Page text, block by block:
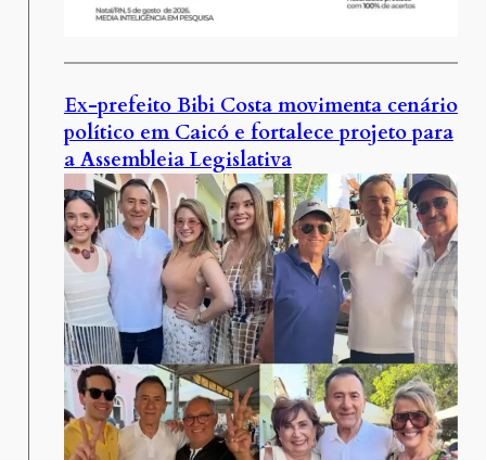
Ex-prefeito Bibi Costa movimenta cenário
político em Caicó e fortalece projeto para
a Assembleia Legislativa